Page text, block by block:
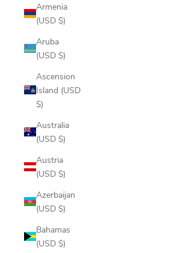
Armenia
(USD $)
Aruba
(USD $)
Ascension
Island (USD
$)
Australia
(USD $)
Austria
(USD $)
Azerbaijan
(USD $)
Bahamas
(USD $)